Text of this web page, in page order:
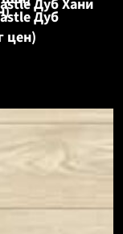
Дуб Хани
Дуб
цен)